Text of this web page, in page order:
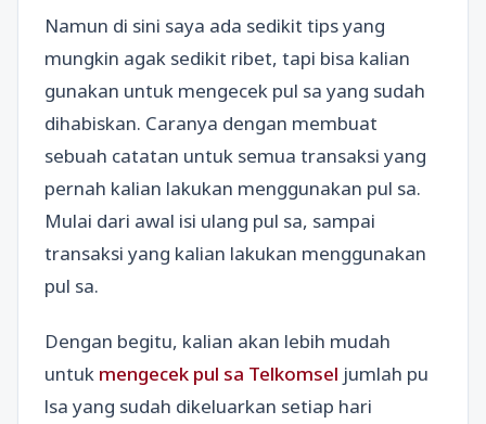
Namun di sini saya ada sedikit tips yang
mungkin agak sedikit ribet, tapi bisa kalian
gunakan untuk mengecek pul sa yang sudah
dihabiskan. Caranya dengan membuat
sebuah catatan untuk semua transaksi yang
pernah kalian lakukan menggunakan pul sa.
Mulai dari awal isi ulang pul sa, sampai
transaksi yang kalian lakukan menggunakan
pul sa.
Dengan begitu, kalian akan lebih mudah
untuk mengecek pul sa Telkomsel jumlah pu
lsa yang sudah dikeluarkan setiap hari